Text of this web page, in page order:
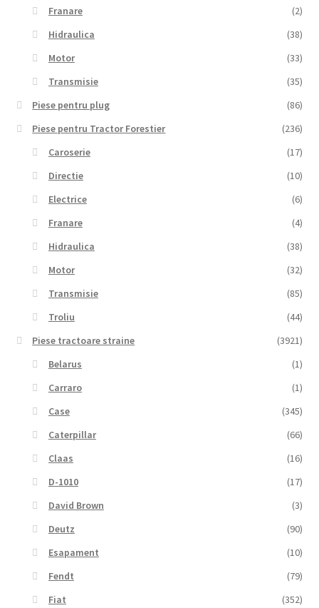
Franare
(2)
Hidraulica
(38)
Motor
(33)
Transmisie
(35)
Piese pentru plug
(86)
Piese pentru Tractor Forestier
(236)
Caroserie
(17)
Directie
(10)
Electrice
(6)
Franare
(4)
Hidraulica
(38)
Motor
(32)
Transmisie
(85)
Troliu
(44)
Piese tractoare straine
(3921)
Belarus
(1)
Carraro
(1)
Case
(345)
Caterpillar
(66)
Claas
(16)
D-1010
(17)
David Brown
(3)
Deutz
(90)
Esapament
(10)
Fendt
(79)
Fiat
(352)